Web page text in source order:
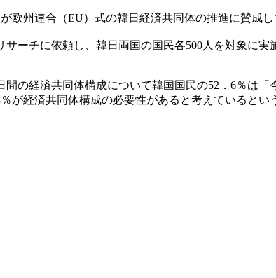
欧州連合（EU）式の韓日経済共同体の推進に賛成
サーチに依頼し、韓日両国の国民各500人を対象に
間の経済共同体構成について韓国国民の52．6％は
が経済共同体構成の必要性があると考えているとい